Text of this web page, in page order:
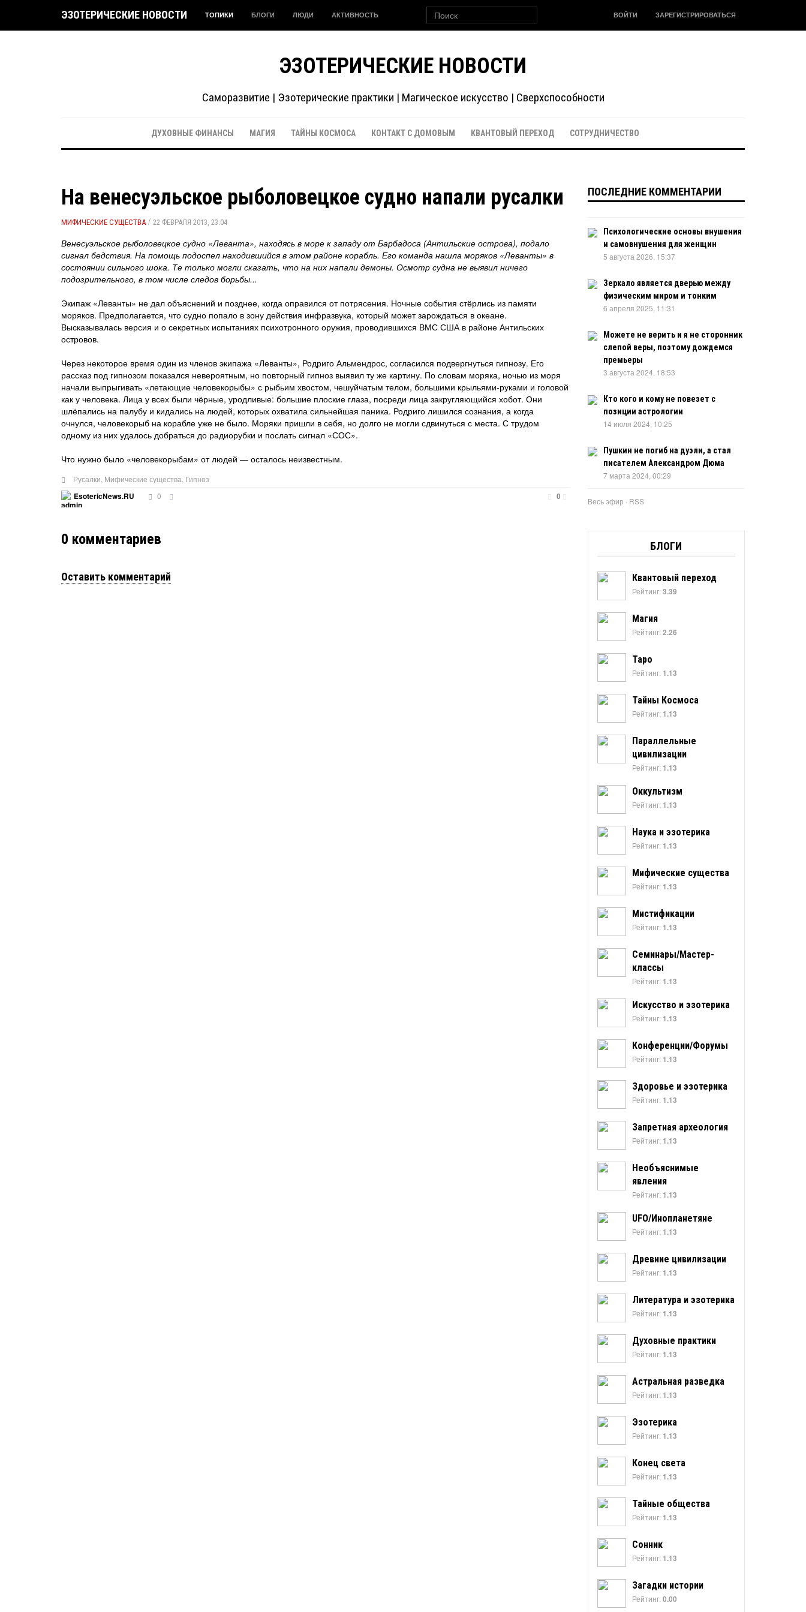
ЭЗОТЕРИЧЕСКИЕ НОВОСТИ ТОПИКИ БЛОГИ ЛЮДИ АКТИВНОСТЬ ВОЙТИ ЗАРЕГИСТРИРОВАТЬСЯ
ЭЗОТЕРИЧЕСКИЕ НОВОСТИ
Саморазвитие | Эзотерические практики | Магическое искусство | Сверхспособности
ДУХОВНЫЕ ФИНАНСЫ МАГИЯ ТАЙНЫ КОСМОСА КОНТАКТ С ДОМОВЫМ КВАНТОВЫЙ ПЕРЕХОД СОТРУДНИЧЕСТВО
На венесуэльское рыболовецкое судно напали русалки
МИФИЧЕСКИЕ СУЩЕСТВА / 22 ФЕВРАЛЯ 2013, 23:04
Венесуэльское рыболовецкое судно «Леванта», находясь в море к западу от Барбадоса (Антильские острова), подало
сигнал бедствия. На помощь подоспел находившийся в этом районе корабль. Его команда нашла моряков «Леванты» в
состоянии сильного шока. Те только могли сказать, что на них напали демоны. Осмотр судна не выявил ничего
подозрительного, в том числе следов борьбы...
Экипаж «Леванты» не дал объяснений и позднее, когда оправился от потрясения. Ночные события стёрлись из памяти
моряков. Предполагается, что судно попало в зону действия инфразвука, который может зарождаться в океане.
Высказывалась версия и о секретных испытаниях психотронного оружия, проводившихся ВМС США в районе Антильских
островов.
Через некоторое время один из членов экипажа «Леванты», Родриго Альмендрос, согласился подвергнуться гипнозу. Его
рассказ под гипнозом показался невероятным, но повторный гипноз выявил ту же картину. По словам моряка, ночью из моря
начали выпрыгивать «летающие человекорыбы» с рыбьим хвостом, чешуйчатым телом, большими крыльями-руками и головой
как у человека. Лица у всех были чёрные, уродливые: большие плоские глаза, посреди лица закругляющийся хобот. Они
шлёпались на палубу и кидались на людей, которых охватила сильнейшая паника. Родриго лишился сознания, а когда
очнулся, человекорыб на корабле уже не было. Моряки пришли в себя, но долго не могли сдвинуться с места. С трудом
одному из них удалось добраться до радиорубки и послать сигнал «СОС».
Что нужно было «человекорыбам» от людей — осталось неизвестным.
Русалки Мифические существа Гипноз
EsotericNews.RU
0 0
0 комментариев
Оставить комментарий
ПОСЛЕДНИЕ КОММЕНТАРИИ
Психологические основы внушения
и самовнушения для женщин
5 августа 2026, 15:37
Зеркало является дверью между
физическим миром и тонким
6 апреля 2025, 11:31
Можете не верить и я не сторонник
слепой веры, поэтому дождемся
премьеры
3 августа 2024, 18:53
Кто кого и кому не повезет с
позиции астрологии
14 июля 2024, 10:25
Пушкин не погиб на дуэли, а стал
писателем Александром Дюма
7 марта 2024, 00:29
Весь эфир · RSS
БЛОГИ
Квантовый переход
Рейтинг:3.39
Магия
Рейтинг:2.26
Таро
Рейтинг: 1.13
Тайны Космоса
Рейтинг: 1.13
Параллельные
цивилизации
Рейтинг: 1.13
Оккультизм
Рейтинг: 1.13
Наука и эзотерика
Рейтинг: 1.13
Мифические существа
Рейтинг: 1.13
Мистификации
Рейтинг: 1.13
Семинары/Мастер-
классы
Рейтинг: 1.13
Искусство и эзотерика
Рейтинг: 1.13
Конференции/Форумы
Рейтинг: 1.13
Здоровье и эзотерика
Рейтинг: 1.13
Запретная археология
Рейтинг: 1.13
Необъяснимые
явления
Рейтинг: 1.13
UFO/Инопланетяне
Рейтинг: 1.13
Древние цивилизации
Рейтинг: 1.13
Литература и эзотерика
Рейтинг: 1.13
Духовные практики
Рейтинг: 1.13
Астральная разведка
Рейтинг: 1.13
Эзотерика
Рейтинг: 1.13
Конец света
Рейтинг: 1.13
Тайные общества
Рейтинг: 1.13
Сонник
Рейтинг: 1.13
Загадки истории
Рейтинг:0.00